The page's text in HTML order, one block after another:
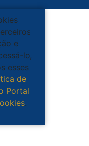
e
lo,
esses
de
Portal
.